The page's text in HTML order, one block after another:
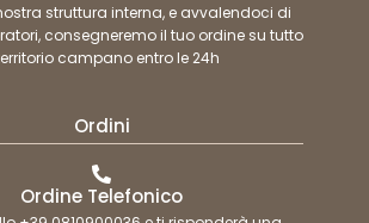
struttura interna, e avvalendoci di
consegneremo il tuo ordine su tutto
campano entro le 24h
Ordini
Ordine Telefonico